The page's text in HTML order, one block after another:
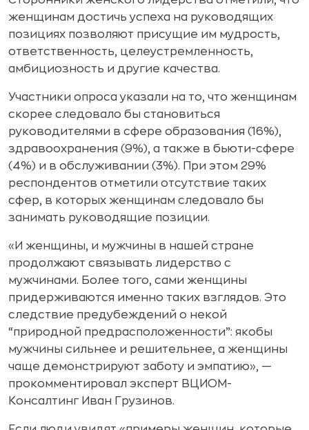
женщинам достичь успеха на руководящих
позициях позволяют присущие им мудрость,
ответственность, целеустремленность,
амбициозность и другие качества.
Участники опроса указали на то, что женщинам
скорее следовало бы становиться
руководителями в сфере образования (16%),
здравоохранения (9%), а также в бьюти-сфере
(4%) и в обслуживании (3%). При этом 29%
респондентов отметили отсутствие таких
сфер, в которых женщинам следовало бы
занимать руководящие позиции.
«И женщины, и мужчины в нашей стране
продолжают связывать лидерство с
мужчинами. Более того, сами женщины
придерживаются именно таких взглядов. Это
следствие предубеждений о некой
“природной предрасположенности”: якобы
мужчины сильнее и решительнее, а женщины
чаще демонстрируют заботу и эмпатию», —
прокомментировал эксперт ВЦИОМ-
Консалтинг Иван Грузинов.